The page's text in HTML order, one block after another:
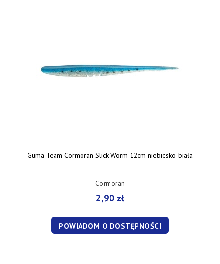
Guma Team Cormoran Slick Worm 12cm niebiesko-biała
Cormoran
2,90 zł
POWIADOM O DOSTĘPNOŚCI